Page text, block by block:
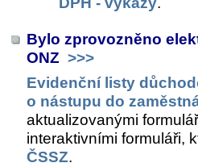
Bylo zprovozněno
ONZ >>>
Evidenční listy
o nástupu do
aktualizovanými
interaktivními formuláři,
ČSSZ.